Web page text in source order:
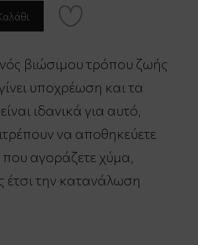
βιώσιμου τρόπου ζωής
υποχρέωση και τα
ιδανικά για αυτό,
να αποθηκεύετε
αγοράζετε χύμα,
έτσι την κατανάλωση